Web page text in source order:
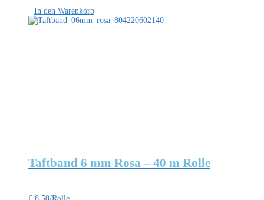
In den Warenkorb
Taftband 6 mm Rosa – 40 m Rolle